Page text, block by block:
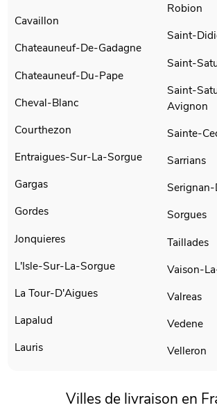
Cavaillon
Chateauneuf-De-Gadagne
Chateauneuf-Du-Pape
Cheval-Blanc
Courthezon
Entraigues-Sur-La-Sorgue
Gargas
Gordes
Jonquieres
L'Isle-Sur-La-Sorgue
La Tour-D'Aigues
Lapalud
Lauris
Robion
Saint-
Saint-
Saint-
Avignon
Sainte-
Sarrians
Sorgues
Taillades
Vaison-
Valreas
Vedene
Velleron
Villes de livraison en